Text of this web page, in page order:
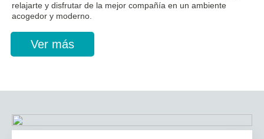
relajarte y disfrutar de la mejor compañía en un ambiente
acogedor y moderno.
Ver más